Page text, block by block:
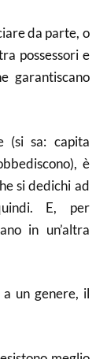
da parte, o
possessori e
garantiscano
(si sa: capita
è
si dedichi ad
E, per
in un’altra
un genere, il